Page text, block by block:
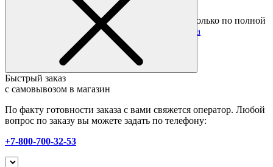
Подробные условия
Товары со скидкой отправляются по России только по полной
предоплате. Все подробности в разделе
оплата
Быстрый заказ
с самовывозом в магазин
По факту готовности заказа с вами свяжется оператор. Любой
вопрос по заказу вы можете задать по телефону:
+7-800-700-32-53